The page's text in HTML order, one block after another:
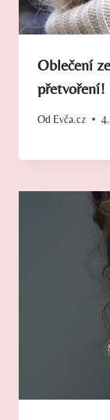
Oblečení
přetvoření!
Od Evča.cz